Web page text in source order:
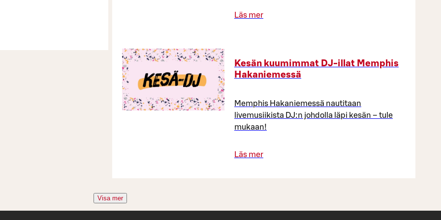
Läs mer
Kesän kuumimmat DJ-illat Memphis
Hakaniemessä
Memphis Hakaniemessä nautitaan
livemusiikista DJ:n johdolla läpi kesän – tule
mukaan!
Läs mer
Visa mer